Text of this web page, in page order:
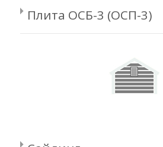
Плита ОСБ-3 (ОСП-3)